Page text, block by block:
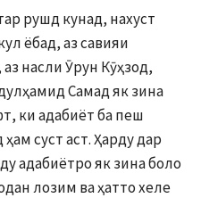
рушд кунад, нахуст
ёбад, аз савияи
насли Ӯрун Кӯҳзод,
Самад як зина
ки адабиёт ба пеш
суст аст. Ҳарду дар
адабиётро як зина боло
лозим ва ҳатто хеле